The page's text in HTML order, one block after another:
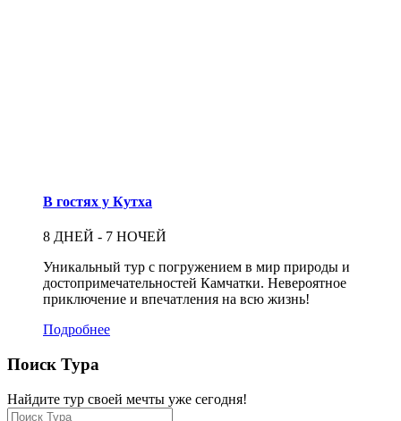
В гостях у Кутха
8 ДНЕЙ - 7 НОЧЕЙ
Уникальный тур с погружением в мир природы и
достопримечательностей Камчатки. Невероятное
приключение и впечатления на всю жизнь!
Подробнее
Поиск Тура
Найдите тур своей мечты уже сегодня!